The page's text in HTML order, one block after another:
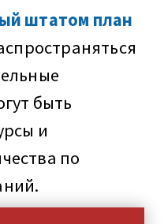
штатом план
быть
и
по